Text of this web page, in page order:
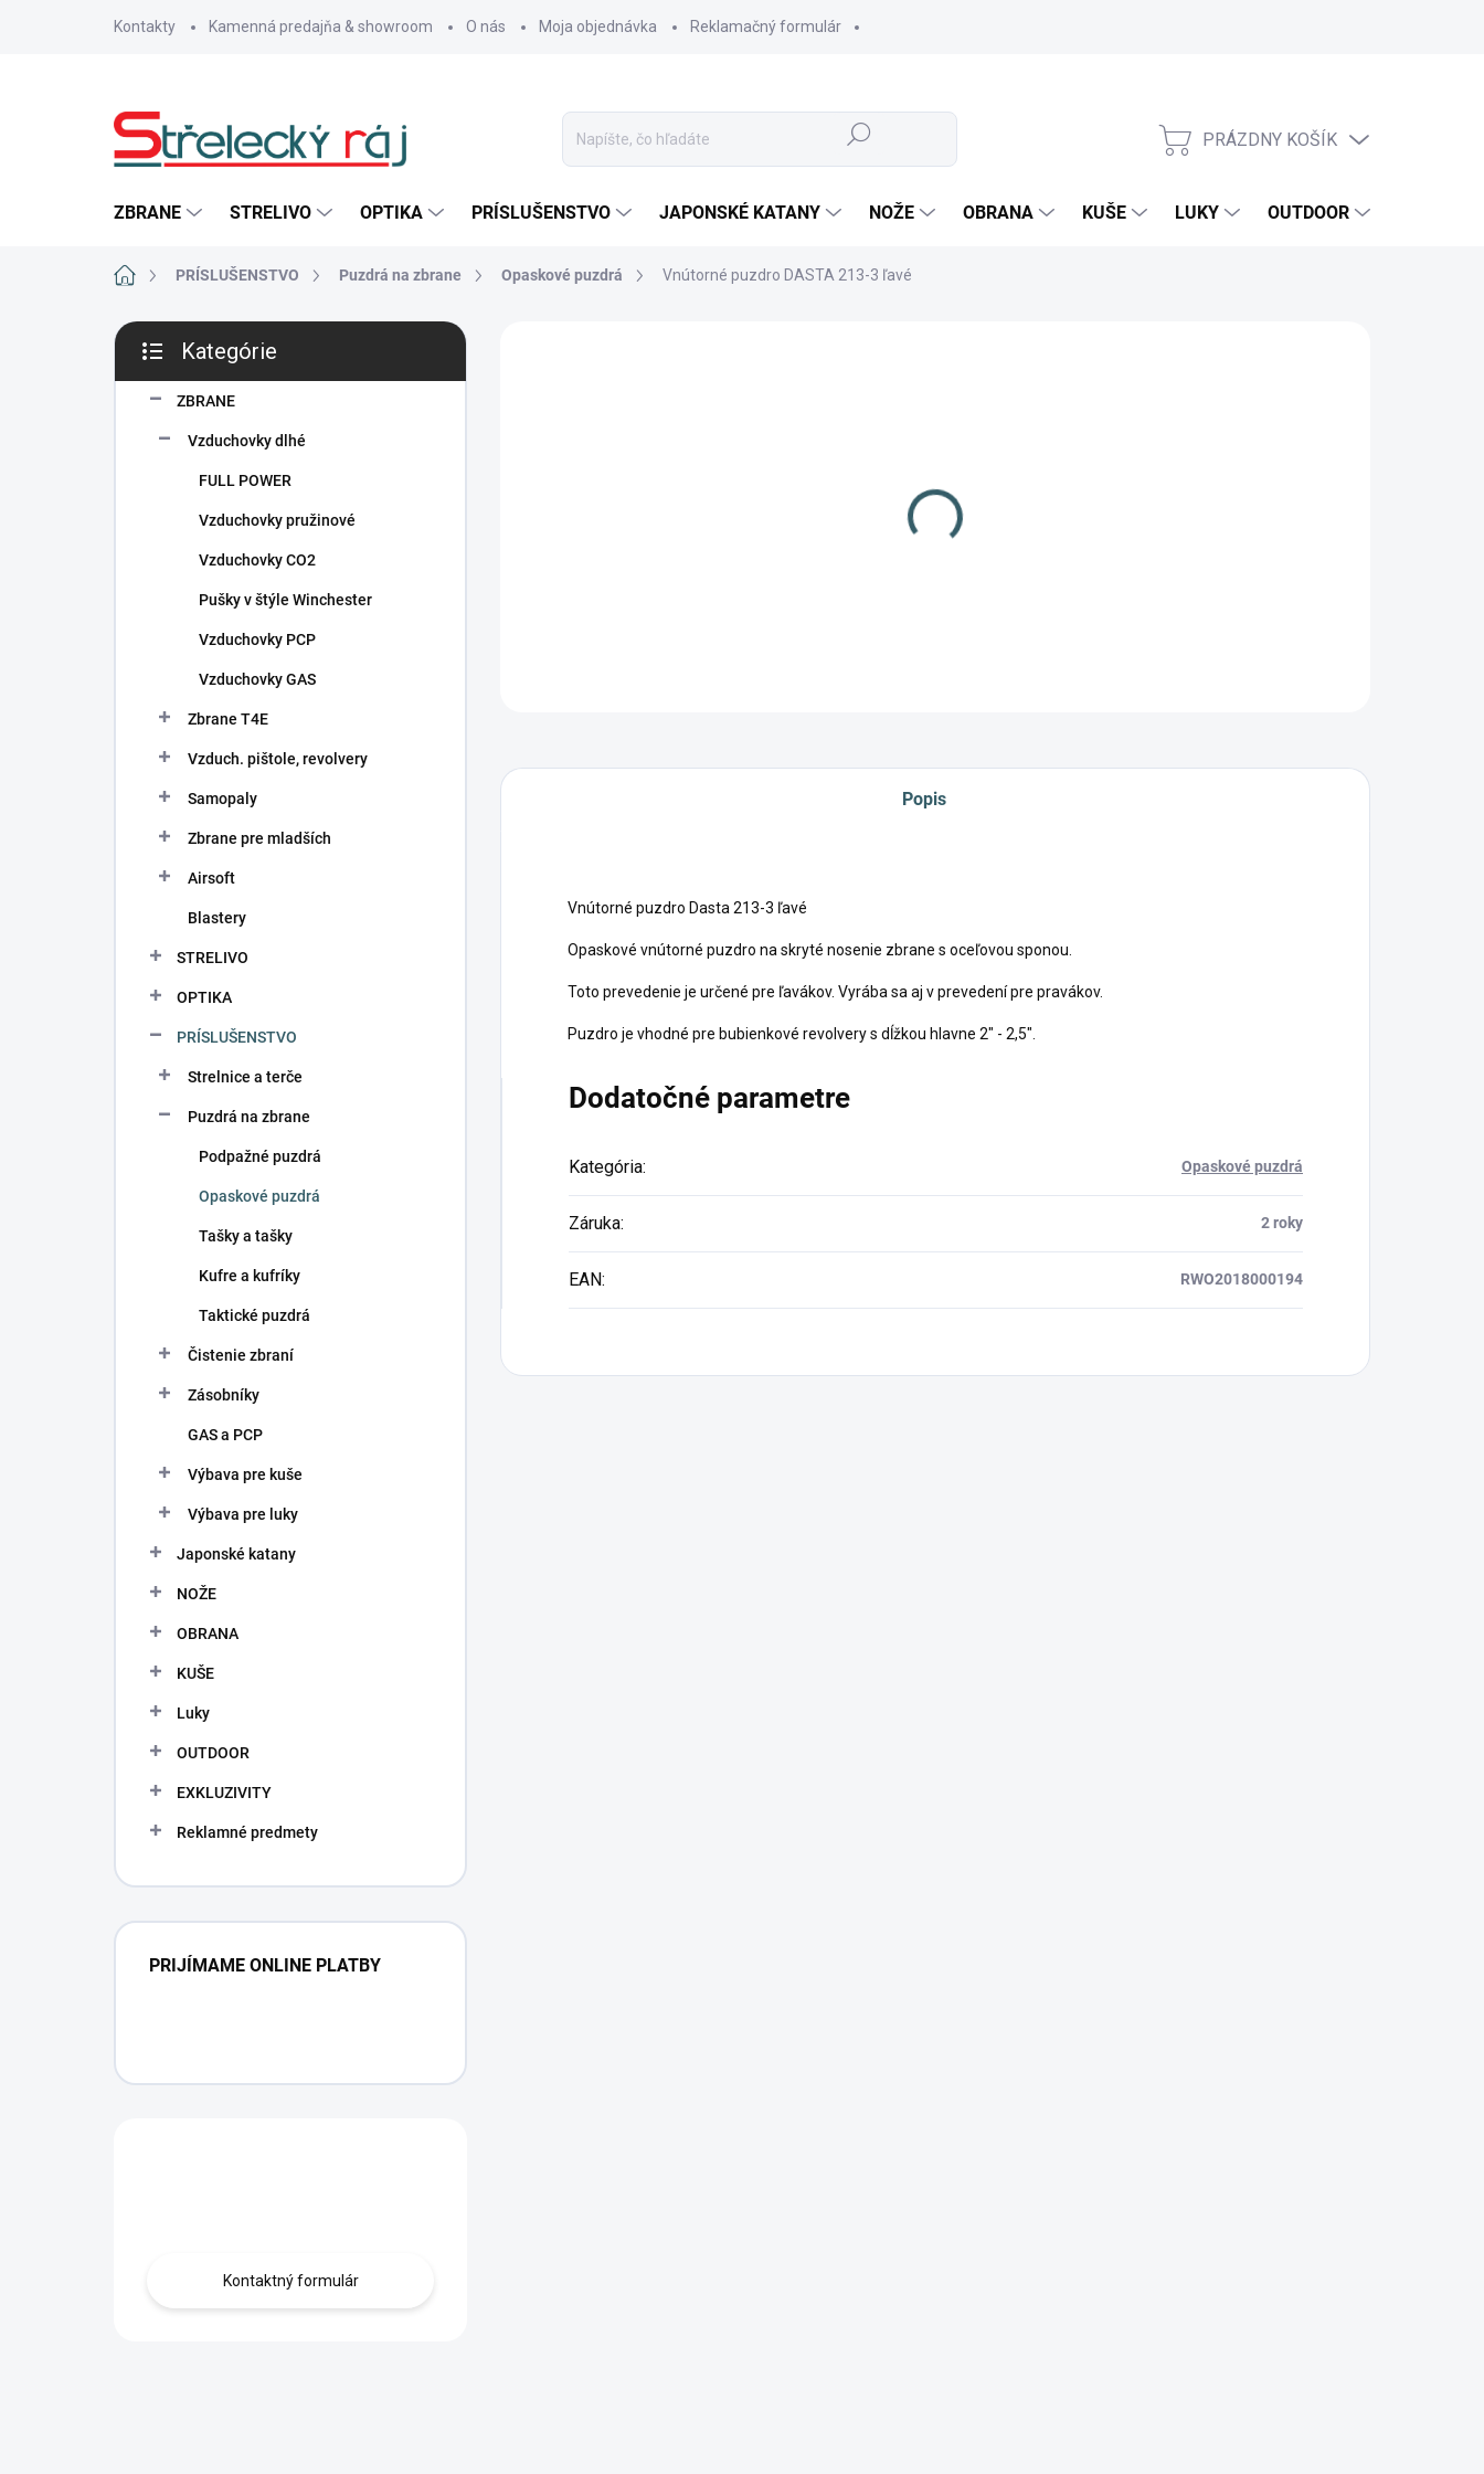
Kontakty Kamenná predajňa & showroom O nás Moja objednávka Reklamačný formulár
Hľadať
NÁKUPNÝ
PRÁZDNY KOŠÍK
ZBRANE STRELIVO OPTIKA PRÍSLUŠENSTVO JAPONSKÉ KATANY NOŽE OBRANA KUŠE LUKY OUTDOOR
DomovPRÍSLUŠENSTVO Puzdrá na zbrane Opaskové puzdrá Vnútorné puzdro DASTA 213-3 ľavé
B
č
kategórie
Kategórie
ZBRANE
Vzduchovky dlhé
FULL POWER
Vzduchovky pružinové
Vzduchovky CO2
Pušky v štýle Winchester
Vzduchovky PCP
Vzduchovky GAS
Zbrane T4E
Vzduch. pištole, revolvery
Samopaly
Zbrane pre mladších
Airsoft
Blastery
STRELIVO
OPTIKA
PRÍSLUŠENSTVO
Strelnice a terče
Puzdrá na zbrane
Podpažné puzdrá
Opaskové puzdrá
Tašky a tašky
Kufre a kufríky
Taktické puzdrá
Čistenie zbraní
Zásobníky
GAS a PCP
Výbava pre kuše
Výbava pre luky
Japonské katany
NOŽE
OBRANA
KUŠE
Luky
OUTDOOR
EXKLUZIVITY
Reklamné predmety
PRIJÍMAME ONLINE PLATBY
Kontaktný formulár
Popis
Vnútorné puzdro Dasta 213-3 ľavé
Opaskové vnútorné puzdro na skryté nosenie zbrane s oceľovou sponou.
Toto prevedenie je určené pre ľavákov. Vyrába sa aj v prevedení pre pravákov.
Puzdro je vhodné pre bubienkové revolvery s dĺžkou hlavne 2" - 2,5".
Dodatočné parametre
Kategória: Opaskové puzdrá
Záruka: 2 roky
EAN: RWO2018000194
Podpora 24/7